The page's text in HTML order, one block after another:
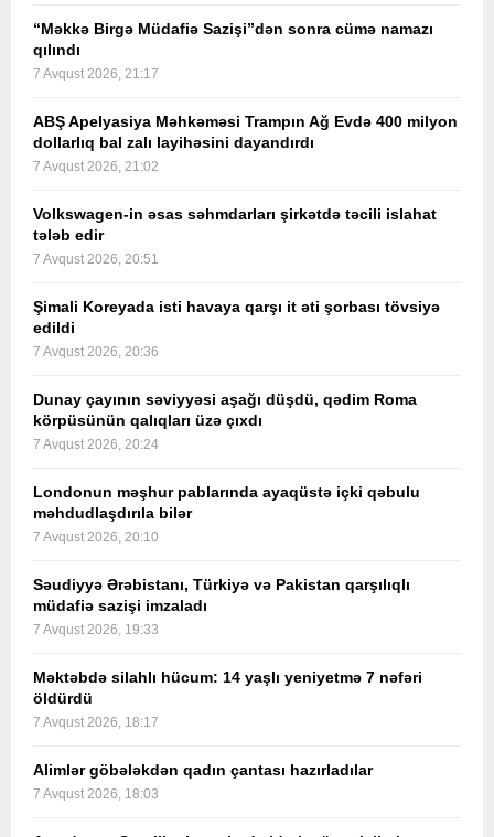
“Məkkə Birgə Müdafiə Sazişi”dən sonra cümə namazı
qılındı
7 Avqust 2026, 21:17
ABŞ Apelyasiya Məhkəməsi Trampın Ağ Evdə 400 milyon
dollarlıq bal zalı layihəsini dayandırdı
7 Avqust 2026, 21:02
Volkswagen-in əsas səhmdarları şirkətdə təcili islahat
tələb edir
7 Avqust 2026, 20:51
Şimali Koreyada isti havaya qarşı it əti şorbası tövsiyə
edildi
7 Avqust 2026, 20:36
Dunay çayının səviyyəsi aşağı düşdü, qədim Roma
körpüsünün qalıqları üzə çıxdı
7 Avqust 2026, 20:24
Londonun məşhur pablarında ayaqüstə içki qəbulu
məhdudlaşdırıla bilər
7 Avqust 2026, 20:10
Səudiyyə Ərəbistanı, Türkiyə və Pakistan qarşılıqlı
müdafiə sazişi imzaladı
7 Avqust 2026, 19:33
Məktəbdə silahlı hücum: 14 yaşlı yeniyetmə 7 nəfəri
öldürdü
7 Avqust 2026, 18:17
Alimlər göbələkdən qadın çantası hazırladılar
7 Avqust 2026, 18:03